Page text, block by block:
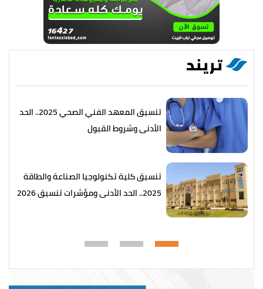
تريند
تنسيق المعهد الفني الصحي 2025.. الحد
الأدنى وشروط القبول
تنسيق كلية تكنولوجيا الصناعة والطاقة
2025.. الحد الأدنى ومؤشرات تنسيق 2026